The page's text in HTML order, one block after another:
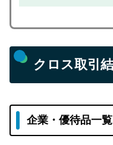
クロス取引
企業・優待品一覧